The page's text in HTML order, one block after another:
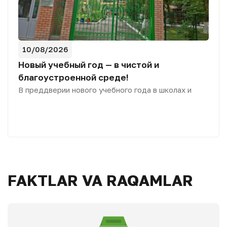
10/08/2026
Новый учебный год — в чистой и
благоустроенной среде!
В преддверии нового учебного года в школах и
состояние. Главная цель — создать для детей
FAKTLAR VA RAQAMLAR